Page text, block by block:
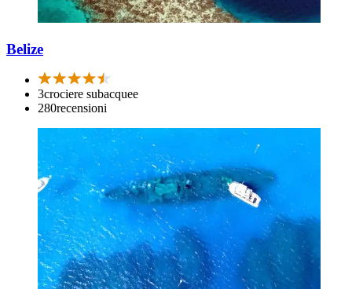
Belize
3crociere subacquee
280recensioni